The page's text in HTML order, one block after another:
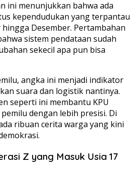
ini menunjukkan bahwa ada
kependudukan yang terpantau
Desember. Pertambahan
sistem pendataan sudah
sekecil apa pun bisa
angka ini menjadi indikator
suara dan logistik nantinya.
seperti ini membantu KPU
dengan lebih presisi. Di
ribuan cerita warga yang kini
Z yang Masuk Usia 17